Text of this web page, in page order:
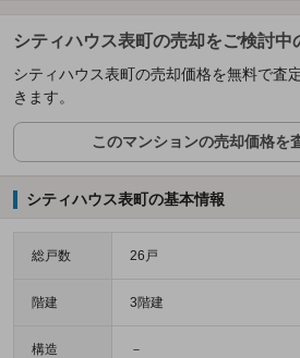
シティハウス表町の売却をご検討中
シティハウス表町の売却価格を無料で査
きます。
このマンションの売却価格を査
シティハウス表町の基本情報
総戸数 26戸
階建 3階建
構造 －